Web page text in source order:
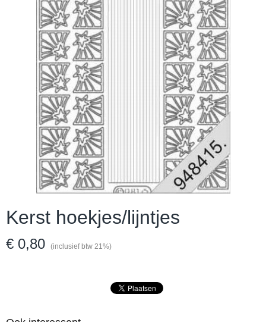
Kerst hoekjes/lijntjes
€ 0,80 (inclusief btw 21%)